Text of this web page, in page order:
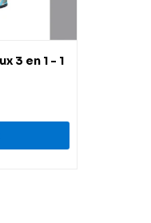
3 en 1 - 1